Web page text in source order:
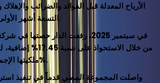
الأرباح المعدلة قبل الفوائد والضرائب
التسعة أشهر الأولى من عام 2025.
في سبتمبر 2025، رفعت الدار حصتها
من خلال الاستحواذ على
ملكيتها الإجمالية إلى 82.55%.
واصلت المجموعة المضي قدماً في تنفيذ